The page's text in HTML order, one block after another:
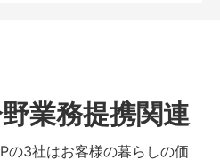
業務提携関連
の3社はお客様の暮らしの価